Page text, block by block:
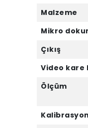
Malzeme
Mikro
Çıkış
Video kare
Ölçüm
Kalibrasyon